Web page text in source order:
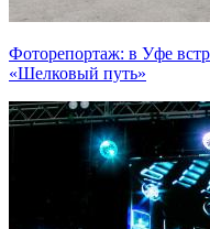
Фоторепортаж: в Уфе
«Шелковый путь»